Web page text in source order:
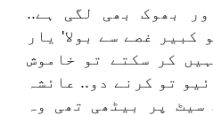
بھوک بھی لگی ہے..
کبیر غصے سے بولا' یار
کر سکتے تو خاموش
تو کرنے دو.. عائشہ
سیٹ پر بیٹھی تھی وہ